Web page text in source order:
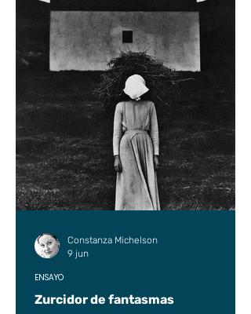
Zurcidor de fantasmas
ENSAYO
Constanza Michelson
9 jun